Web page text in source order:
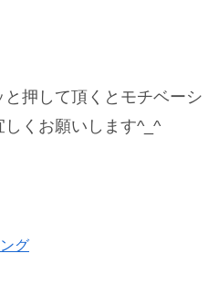
押して頂くとモチベーシ
しくお願いします^_^
グ